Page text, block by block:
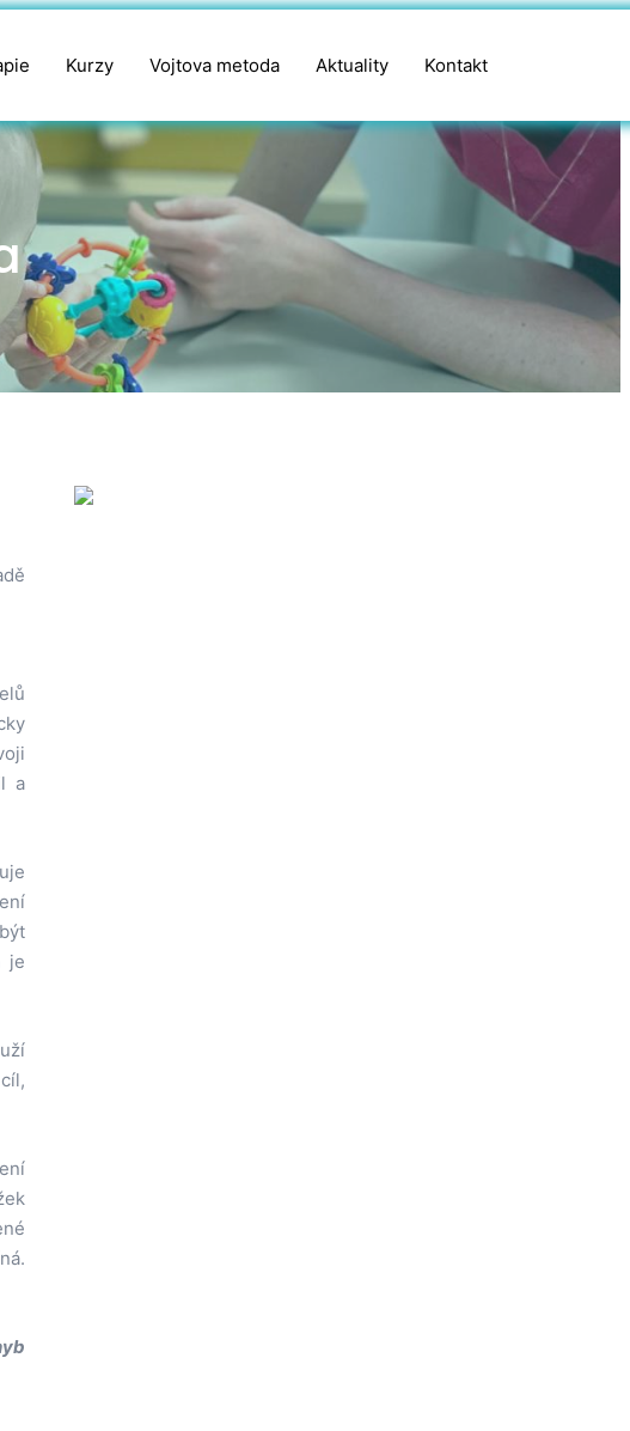
Kurzy Vojtova metoda Aktuality Kontakt
a
je